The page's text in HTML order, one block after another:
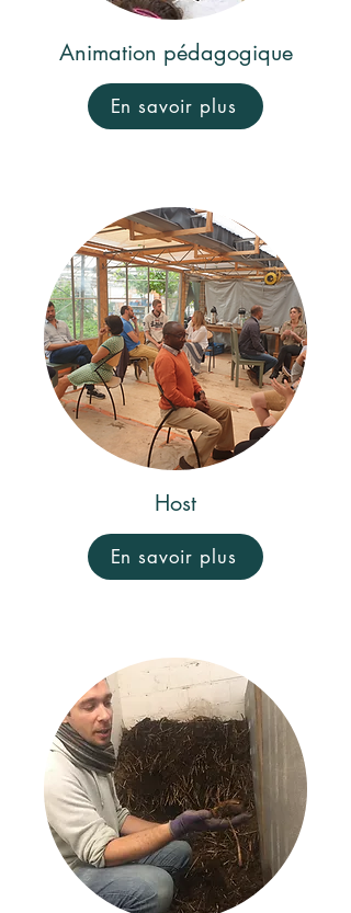
Animation pédagogique
En savoir plus
Host
En savoir plus